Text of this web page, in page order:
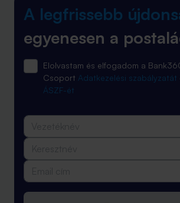
A legfrissebb
egyenesen a
Elolvastam és elfogadom a
Csoport Adatkezelési szabályzatát
ÁSZF-ét